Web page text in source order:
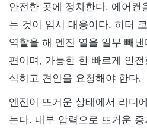
안전한 곳에 정차한다. 에어컨
는 것이 임시 대응이다. 히터
역할을 해 엔진 열을 일부 빼
편이며, 가능한 한 빠르게 안
식히고 견인을 요청해야 한다.
엔진이 뜨거운 상태에서 라디
는다. 내부 압력으로 뜨거운